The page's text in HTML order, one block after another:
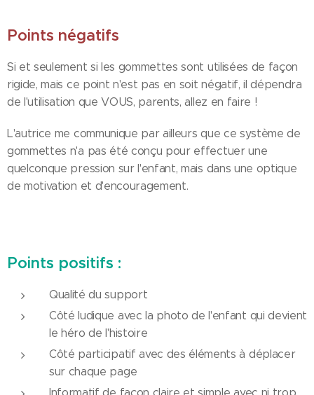
Points négatifs
Si et seulement si les gommettes sont utilisées de façon
rigide, mais ce point n'est pas en soit négatif, il dépendra
de l'utilisation que VOUS, parents, allez en faire !
L'autrice me communique par ailleurs que ce système de
gommettes n'a pas été conçu pour effectuer une
quelconque pression sur l'enfant, mais dans une optique
de motivation et d'encouragement.
Points positifs :
Qualité du support
Côté ludique avec la photo de l'enfant qui devient
le héro de l'histoire
Côté participatif avec des éléments à déplacer
sur chaque page